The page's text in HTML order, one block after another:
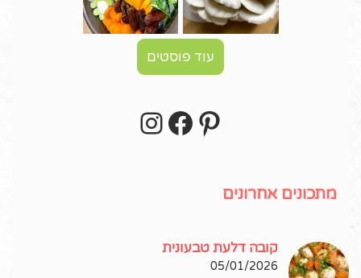
עוד פוסטים
Pinterest
Facebook
מתכונים אחרונים
קובה דלעת טבעונית
05/01/2026